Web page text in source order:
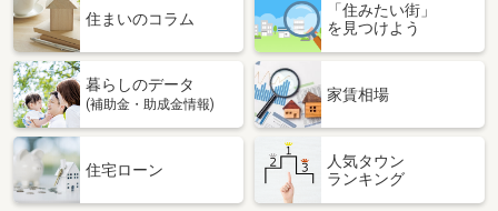
住まいのコラム
「住みたい街」
を見つけよう
暮らしのデータ
(補助金・助成金情報)
家賃相場
住宅ローン
人気タウン
ランキング